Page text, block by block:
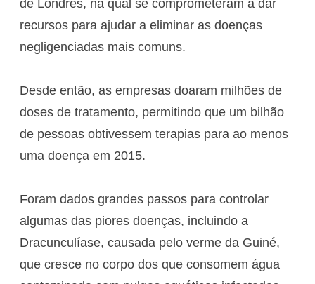
de Londres, na qual se comprometeram a dar
recursos para ajudar a eliminar as doenças
negligenciadas mais comuns.
Desde então, as empresas doaram milhões de
doses de tratamento, permitindo que um bilhão
de pessoas obtivessem terapias para ao menos
uma doença em 2015.
Foram dados grandes passos para controlar
algumas das piores doenças, incluindo a
Dracunculíase, causada pelo verme da Guiné,
que cresce no corpo dos que consomem água